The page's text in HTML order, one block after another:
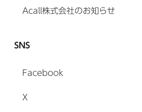
Acall株式会社のお知らせ
SNS
Facebook
X